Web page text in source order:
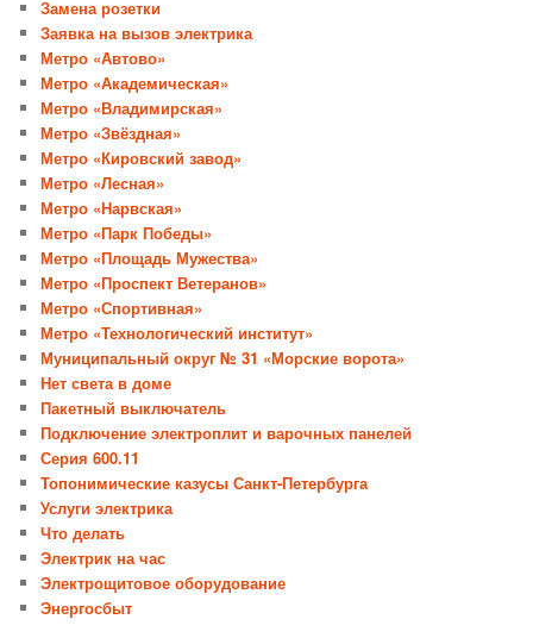
Замена розетки
Заявка на вызов электрика
Метро «Автово»
Метро «Академическая»
Метро «Владимирская»
Метро «Звёздная»
Метро «Кировский завод»
Метро «Лесная»
Метро «Нарвская»
Метро «Парк Победы»
Метро «Площадь Мужества»
Метро «Проспект Ветеранов»
Метро «Спортивная»
Метро «Технологический институт»
Муниципальный округ № 31 «Морские ворота»
Нет света в доме
Пакетный выключатель
Подключение электроплит и варочных панелей
Серия 600.11
Топонимические казусы Санкт-Петербурга
Услуги электрика
Что делать
Электрик на час
Электрощитовое оборудование
Энергосбыт